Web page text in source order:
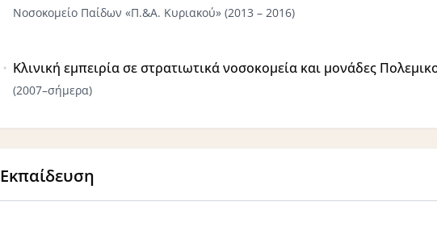
Νοσοκομείο Παίδων «Π.&Α. Κυριακού» (2013 – 2016)
Κλινική εμπειρία σε στρατιωτικά νοσοκομεία και μονάδες
(2007–σήμερα)
Εκπαίδευση